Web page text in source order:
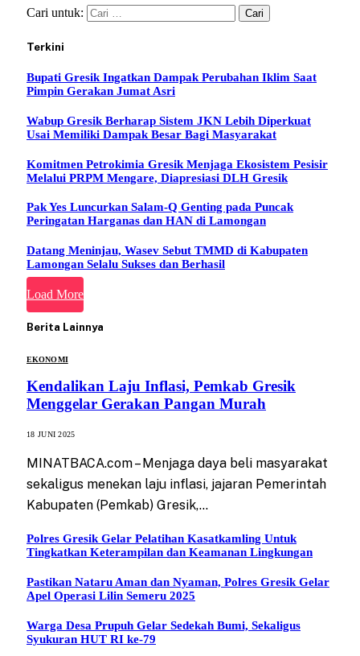
Cari untuk:
Terkini
Bupati Gresik Ingatkan Dampak Perubahan Iklim Saat
Pimpin Gerakan Jumat Asri
Wabup Gresik Berharap Sistem JKN Lebih Diperkuat
Usai Memiliki Dampak Besar Bagi Masyarakat
Komitmen Petrokimia Gresik Menjaga Ekosistem Pesisir
Melalui PRPM Mengare, Diapresiasi DLH Gresik
Pak Yes Luncurkan Salam-Q Genting pada Puncak
Peringatan Harganas dan HAN di Lamongan
Datang Meninjau, Wasev Sebut TMMD di Kabupaten
Lamongan Selalu Sukses dan Berhasil
Load More
Berita Lainnya
EKONOMI
Kendalikan Laju Inflasi, Pemkab Gresik
Menggelar Gerakan Pangan Murah
18 JUNI 2025
MINATBACA.com – Menjaga daya beli masyarakat
sekaligus menekan laju inflasi, jajaran Pemerintah
Kabupaten (Pemkab) Gresik,…
Polres Gresik Gelar Pelatihan Kasatkamling Untuk
Tingkatkan Keterampilan dan Keamanan Lingkungan
Pastikan Nataru Aman dan Nyaman, Polres Gresik Gelar
Apel Operasi Lilin Semeru 2025
Warga Desa Prupuh Gelar Sedekah Bumi, Sekaligus
Syukuran HUT RI ke-79